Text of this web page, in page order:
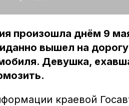
произошла днём 9
вышел на
Девушка,
краевой